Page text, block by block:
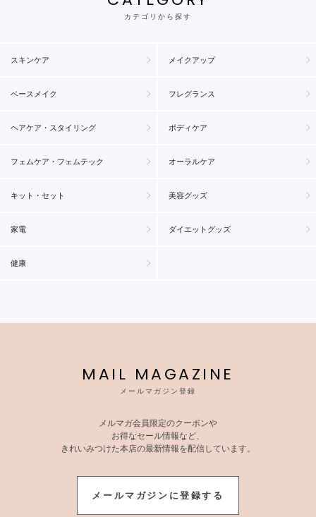
カテゴリから探す
スキンケア メイクアップ
ベースメイク フレグランス
ヘアケア・スタイリング ボディケア
フェムケア・フェムテック オーラルケア
キット・セット 美容グッズ
家電 ダイエットグッズ
健康
MAIL MAGAZINE
メールマガジン登録
メルマガ会員限定のクーポンや
お得なセール情報など、
きれいみつけた本店の最新情報を配信しています。
メールマガジンに登録する